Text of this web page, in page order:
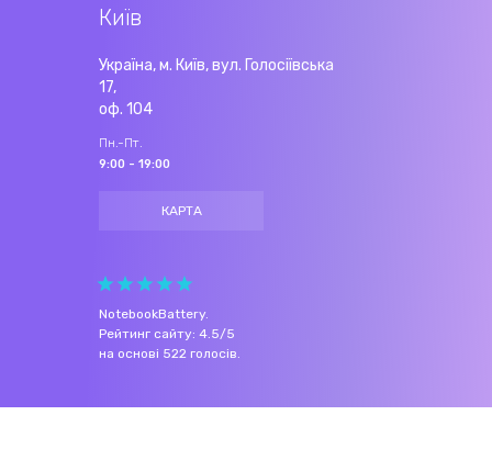
Київ
Україна, м. Київ, вул. Голосіївська
17,
оф. 104
Пн.-Пт.
9:00 - 19:00
КАРТА
NotebookBattery.
Рейтинг сайту: 4.5/5
на основі 522 голосів.